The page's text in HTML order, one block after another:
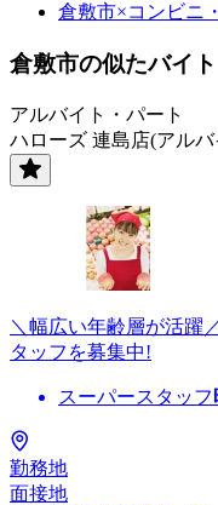
倉敷市×コンビニ
倉敷市の似たバイト
アルバイト・パート
ハローズ 連島店(アル
＼幅広い年齢層が活躍
タッフを募集中!
スーパースタッフ
勤務地
面接地